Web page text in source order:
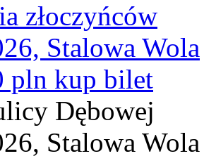
złoczyńców
Stalowa Wola
pln kup bilet
Dębowej
Stalowa Wola